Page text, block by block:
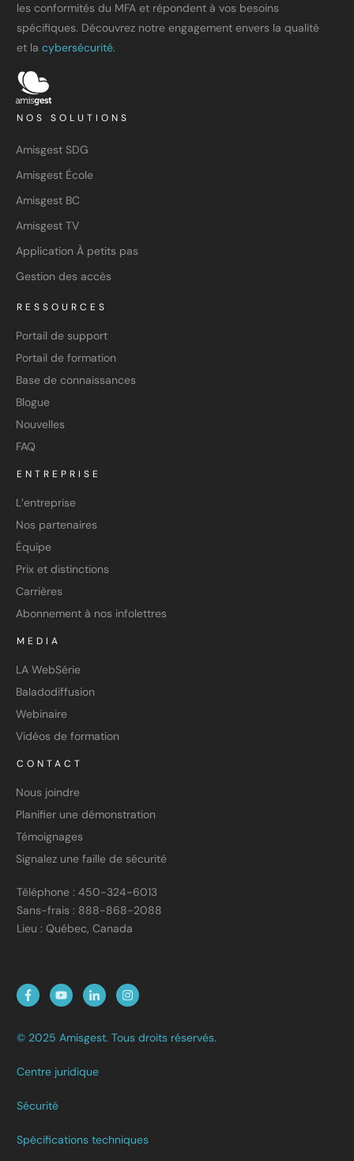
les conformités du MFA et répondent à vos besoins
spécifiques. Découvrez notre engagement envers la qualité
et la cybersécurité.
NOS SOLUTIONS
Amisgest SDG
Amisgest École
Amisgest BC
Amisgest TV
Application À petits pas
Gestion des accès
RESSOURCES
Portail de support
Portail de formation
Base de connaissances
Blogue
Nouvelles
FAQ
ENTREPRISE
L’entreprise
Nos partenaires
Équipe
Prix et distinctions
Carrières
Abonnement à nos infolettres
MEDIA
LA WebSérie
Baladodiffusion
Webinaire
Vidéos de formation
CONTACT
Nous joindre
Planifier une démonstration
Témoignages
Signalez une faille de sécurité
Téléphone : 450-324-6013
Sans-frais : 888-868-2088
Lieu : Québec, Canada
© 2025 Amisgest. Tous droits réservés.
Centre juridique
Sécurité
Spécifications techniques